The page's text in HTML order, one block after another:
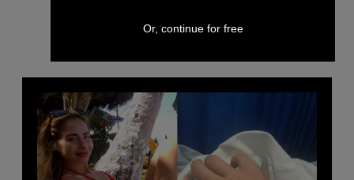
Or, continue for free